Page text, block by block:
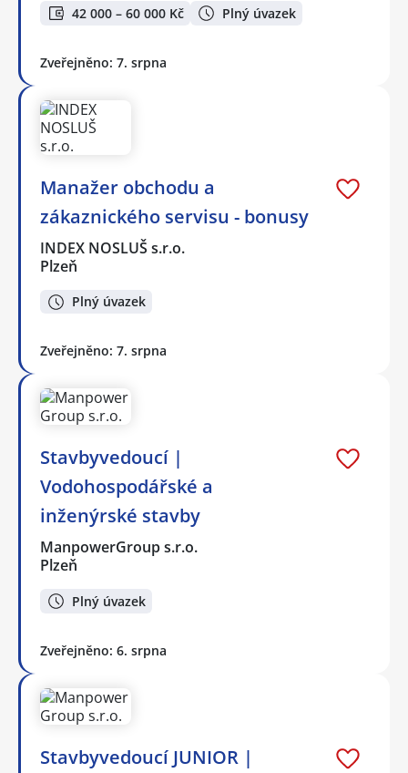
42 000 – 60 000 Kč Plný úvazek
Zveřejněno: 7. srpna
Manažer obchodu a
zákaznického servisu - bonusy
INDEX NOSLUŠ s.r.o.
Plzeň
Plný úvazek
Zveřejněno: 7. srpna
Stavbyvedoucí |
Vodohospodářské a
inženýrské stavby
ManpowerGroup s.r.o.
Plzeň
Plný úvazek
Zveřejněno: 6. srpna
Stavbyvedoucí JUNIOR |